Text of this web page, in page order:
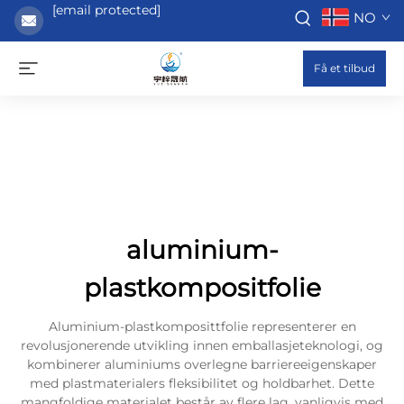
[email protected] NO
Få et tilbud
aluminium-
plastkompositfolie
Aluminium-plastkomposittfolie representerer en
revolusjonerende utvikling innen emballasjeteknologi, og
kombinerer aluminiums overlegne barriereeigenskaper
med plastmaterialers fleksibilitet og holdbarhet. Dette